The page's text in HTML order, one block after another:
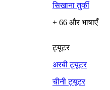
सिखाना तुर्की
+ 66 और भाषाएँ
ट्यूटर
अरबी ट्यूटर
चीनी ट्यूटर